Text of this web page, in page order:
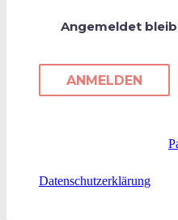
Angemeldet
Datenschutzerklärung